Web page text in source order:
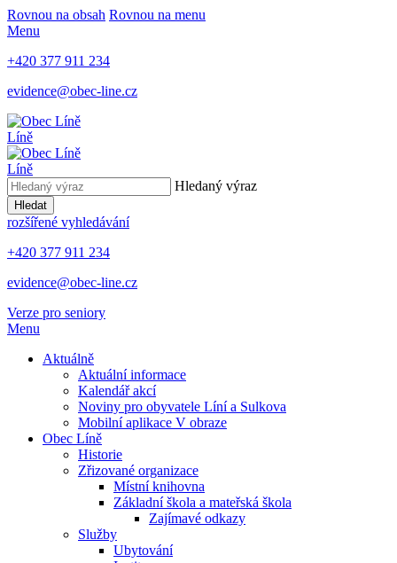
Rovnou na obsah Rovnou na menu
Menu
+420 377 911 234
evidence@obec-line.cz
Líně
Líně
Hledaný výraz
Hledat
rozšířené vyhledávání
+420 377 911 234
evidence@obec-line.cz
Verze pro seniory
Menu
Aktuálně
Aktuální informace
Kalendář akcí
Noviny pro obyvatele Líní a Sulkova
Mobilní aplikace V obraze
Obec Líně
Historie
Zřizované organizace
Místní knihovna
Základní škola a mateřská škola
Zajímavé odkazy
Služby
Ubytování